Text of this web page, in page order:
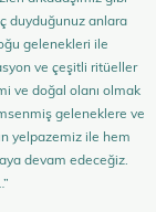
duyduğunuz anlara
gelenekleri ile
ve çeşitli ritüeller
ve doğal olanı olmak
geleneklere ve
yelpazemiz ile hem
devam edeceğiz.